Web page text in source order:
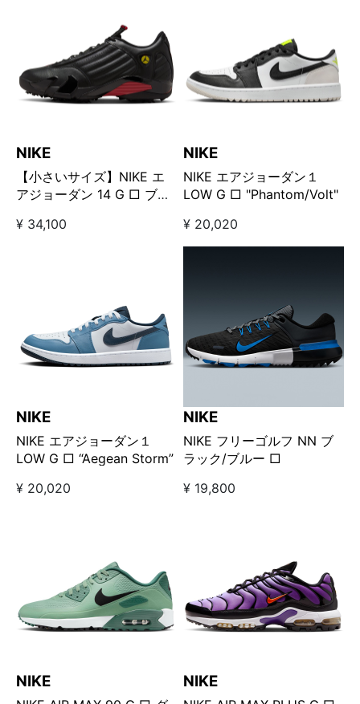
NIKE
【小さいサイズ】NIKE エ
アジョーダン 14 G □ ブラ
¥ 34,100
NIKE
NIKE エアジョーダン１
LOW G □ "Phantom/Volt"
¥ 20,020
NIKE
NIKE エアジョーダン１
LOW G □ “Aegean Storm”
¥ 20,020
NIKE
NIKE フリーゴルフ NN ブ
ラック/ブルー □
¥ 19,800
NIKE NIKE